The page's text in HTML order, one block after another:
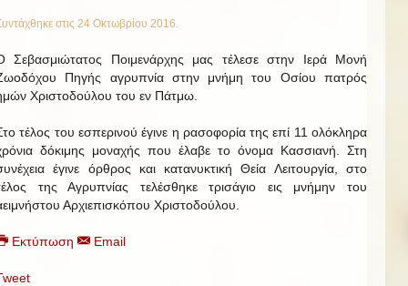
στις 24 Οκτωβρίου 2016.
Σεβασμιώτατος Ποιμενάρχης μας τέλεσε στην Ιερά Μονή
Πηγής αγρυπνία στην μνήμη του Οσίου πατρός
Χριστοδούλου του εν Πάτμω.
τέλος του εσπερινού έγινε η ρασοφορία της επί 11 ολόκληρα
δόκιμης μοναχής που έλαβε το όνομα Κασσιανή. Στη
έγινε όρθρος και κατανυκτική Θεία Λειτουργία, στο
της Αγρυπνίας τελέσθηκε τρισάγιο εις μνήμην του
Αρχιεπισκόπου Χριστοδούλου.
Εκτύπωση Email